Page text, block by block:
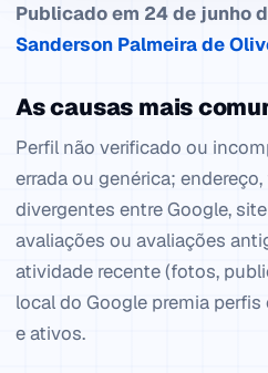
Publicado em 24 de junho
Sanderson Palmeira de
As causas mais
Perfil não verificado ou
errada ou genérica;
divergentes entre Google,
avaliações ou avaliações
atividade recente (fotos,
local do Google premia
e ativos.